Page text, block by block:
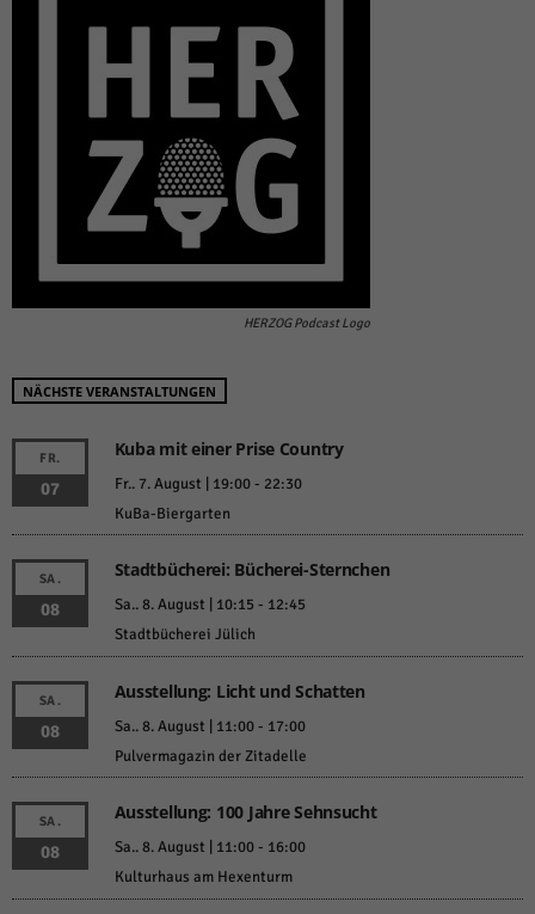
HERZOG Podcast Logo
NÄCHSTE VERANSTALTUNGEN
FR.
07
Kuba mit einer Prise Country
Fr.. 7. August | 19:00- 22:30
KuBa-Biergarten
SA.
08
Stadtbücherei: Bücherei-Sternchen
Sa.. 8. August | 10:15 - 12:45
Stadtbücherei Jülich
SA.
08
Ausstellung: Licht und Schatten
Sa.. 8. August | 11:00- 17:00
Pulvermagazin der Zitadelle
SA.
08
Ausstellung: 100 Jahre Sehnsucht
Sa.. 8. August | 11:00- 16:00
Kulturhaus am Hexenturm